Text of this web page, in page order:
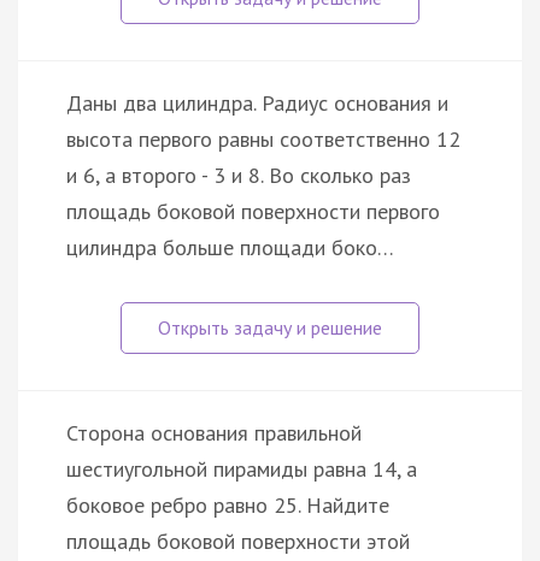
Даны два цилиндра. Радиус основания и
высота первого равны соответственно 12
и 6, а второго - 3 и 8. Во сколько раз
площадь боковой поверхности первого
цилиндра больше площади боко…
Сторона основания правильной
шестиугольной пирамиды равна 14, а
боковое ребро равно 25. Найдите
площадь боковой поверхности этой